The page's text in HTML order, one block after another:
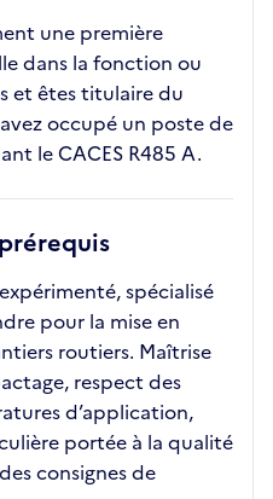
une première
dans la fonction ou
et êtes titulaire du
occupé un poste de
le CACES R485 A.
spécialisé
pour la mise en
routiers. Maîtrise
respect des
d’application,
portée à la qualité
consignes de